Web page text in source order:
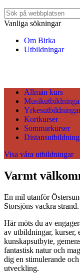
Sök
efter:
Vanliga sökningar
Om Birka
Utbildningar
Allmän kurs
Kortkurser
Sommarkurser
Visa våra utbildningar
Varmt
En mil utanför
Storsjöns vackra strand.
Här möts du av
av utbildningar, kurser,
kunskapsutbyte,
fantastisk natur och
dig en stimulerande
utveckling.